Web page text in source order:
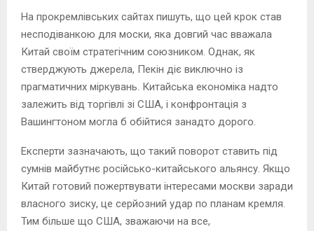
На прокремлівських сайтах пишуть, що цей крок став
несподіванкою для моски, яка довгий час вважала
Китай своїм стратегічним союзником. Однак, як
стверджують джерела, Пекін діє виключно із
прагматичних міркувань. Китайська економіка надто
залежить від торгівлі зі США, і конфронтація з
Вашингтоном могла б обійтися занадто дорого.
Експерти зазначають, що такий поворот ставить під
сумнів майбутнє російсько-китайського альянсу. Якщо
Китай готовий пожертвувати інтересами москви заради
власного зиску, це серйозний удар по планам кремля.
Тим більше що США, зважаючи на все,